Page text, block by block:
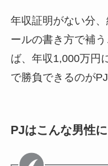
年収証明がない分
ールの書き方で補
ば、年収1,000万円
で勝負できるのがPJ
PJはこんな男性